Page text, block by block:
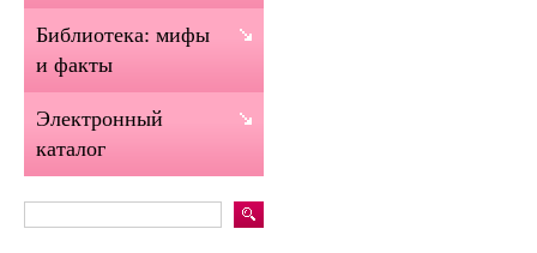
Библиотека: мифы
и факты
Электронный
каталог